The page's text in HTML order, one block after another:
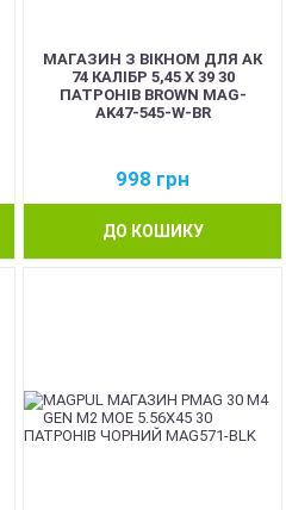
МАГАЗИН З ВІКНОМ ДЛЯ АК
74 КАЛІБР 5,45 Х 39 30
ПАТРОНІВ BROWN MAG-
AK47-545-W-BR
998 грн
ДО КОШИКУ